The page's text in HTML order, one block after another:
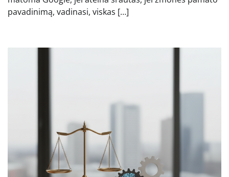
pavadinimą, vadinasi, viskas […]